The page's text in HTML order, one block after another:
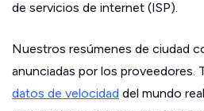
de servicios de internet (ISP).
Nuestros resúmenes de ciudad
anunciadas por los proveedores.
datos de velocidad del mundo